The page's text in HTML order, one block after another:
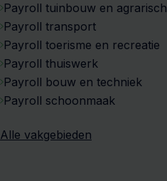
Payroll tuinbouw en agrarisch
Payroll transport
Payroll toerisme en recreatie
Payroll thuiswerk
Payroll bouw en techniek
Payroll schoonmaak
Alle vakgebieden